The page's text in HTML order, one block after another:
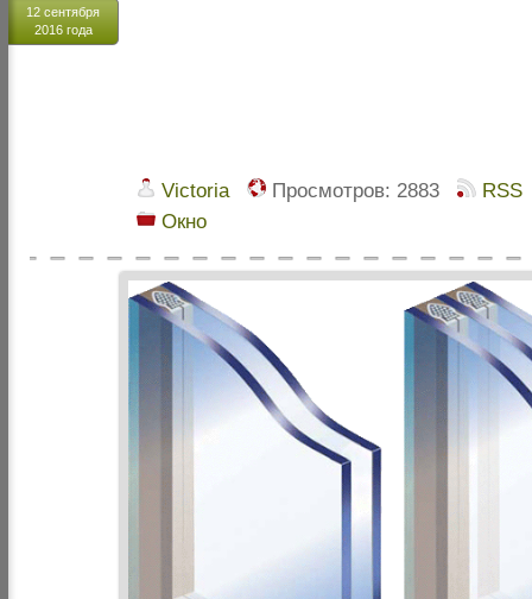
12 сентября
2016 года
Victoria Просмотров: 2883
RSS
Окно